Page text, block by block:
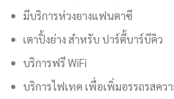
มีบริการห่วงยางแฟนตาซี
เตาปิ้งย่าง สำหรับ ปาร์ตี้บาร์บีคิว
บริการฟรี WiFi
บริการไฟเทค เพื่อเพิ่มอรรถรสคว